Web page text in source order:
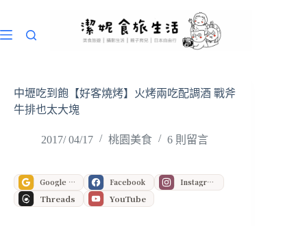
主
中壢吃到飽【好客燒烤】火烤兩吃配調酒 戰斧
牛排也太大塊
2017/ 04/17 桃園美食 6 則留言
Google 偏好來源 Facebook Instagram
Threads YouTube